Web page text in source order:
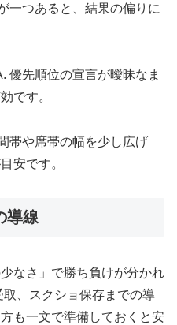
一つあると、結果の偏りに
優先順位の宣言が曖昧なま
です。
帯や席帯の幅を少し広げ
安です。
導線
なさ」で勝ち負けが分かれ
、スクショ保存までの導
も一文で準備しておくと安